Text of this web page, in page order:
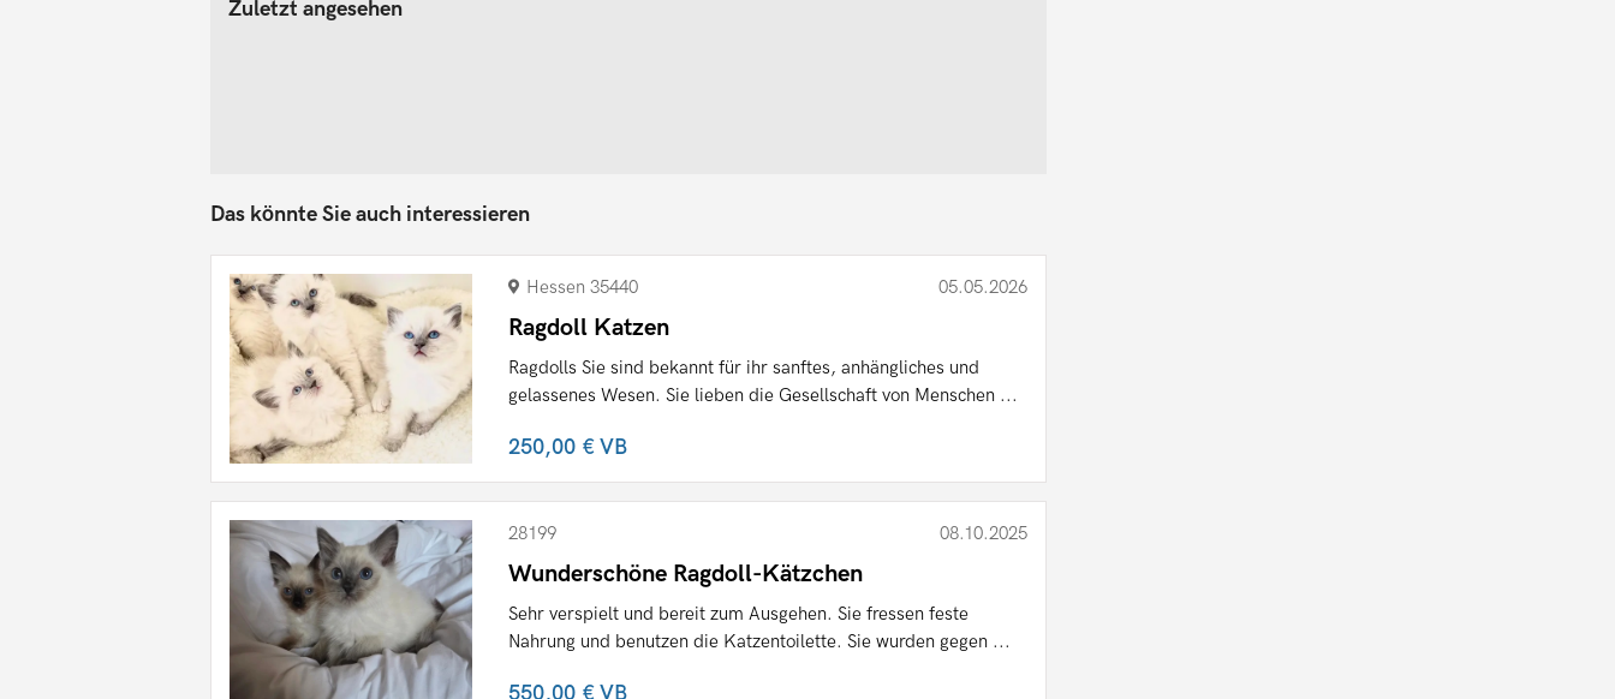
Zuletzt angesehen
Das könnte Sie auch interessieren
Hessen 35440 05.05.2026
Ragdoll Katzen
Ragdolls Sie sind bekannt für ihr sanftes, anhängliches und
gelassenes Wesen. Sie lieben die Gesellschaft von Menschen ...
250,00 €VB
28199 08.10.2025
Wunderschöne Ragdoll-Kätzchen
Sehr verspielt und bereit zum Ausgehen. Sie fressen feste
Nahrung und benutzen die Katzentoilette. Sie wurden gegen ...